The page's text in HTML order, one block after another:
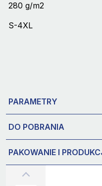
280 g/m2
S-4XL
PARAMETRY
DO POBRANIA
PAKOWANIE I